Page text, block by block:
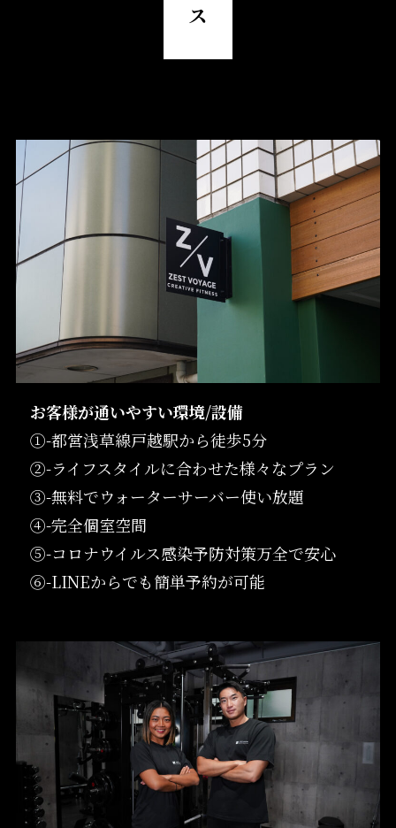
ス
お客様が通いやすい環境/設備
①-都営浅草線戸越駅から徒歩5分
②-ライフスタイルに合わせた様々なプラン
③-無料でウォーターサーバー使い放題
④-完全個室空間
⑤-コロナウイルス感染予防対策万全で安心
⑥-LINEからでも簡単予約が可能